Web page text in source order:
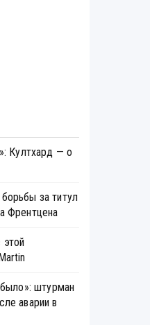
Култхард — о
за титул
Френтцена
штурман
аварии в